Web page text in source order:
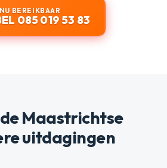
BEREIKBAAR
085 019 53 83
Maastrichtse
uitdagingen